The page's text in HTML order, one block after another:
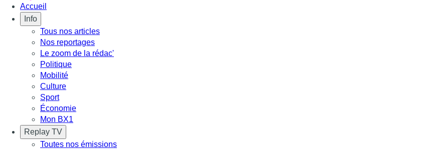
Accueil
Info
Tous nos articles
Nos reportages
Le zoom de la rédac'
Politique
Mobilité
Culture
Sport
Économie
Mon BX1
Replay TV
Toutes nos émissions